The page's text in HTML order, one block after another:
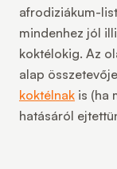
afrodiziákum-
mindenhez jól
koktélokig. Az
alap
koktélnak is (ha
hatásáról